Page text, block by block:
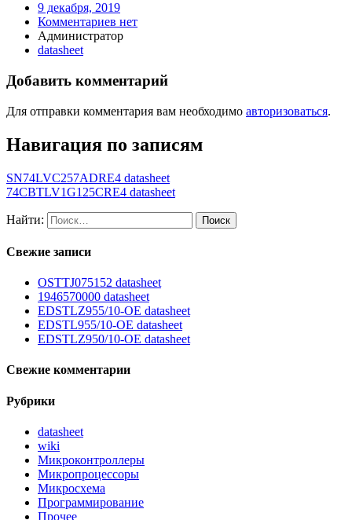
9 декабря, 2019
Комментариев нет
Администратор
datasheet
Добавить комментарий
Для отправки комментария вам необходимо авторизоваться.
Навигация по записям
SN74LVC257ADRE4 datasheet
74CBTLV1G125CRE4 datasheet
Найти:
Свежие записи
OSTTJ075152 datasheet
1946570000 datasheet
EDSTLZ955/10-OE datasheet
EDSTL955/10-OE datasheet
EDSTLZ950/10-OE datasheet
Свежие комментарии
Рубрики
datasheet
wiki
Микроконтроллеры
Микропроцессоры
Микросхема
Программирование
Прочее